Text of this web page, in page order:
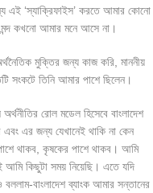
এই ‘স্যাক্রিফাইস’ করতে আমার কোনো
মন্দ কখনো আমার মনে আসে না।
মুক্তির জন্য কাজ করি, মাননীয়
সংকটে তিনি আমার পাশে ছিলেন।
রোল মডেল হিসেবে বাংলাদেশ
এর জন্য যেখানেই থাকি না কেন
থাকব, কৃষকের পাশে থাকব। আমি
কিছুটা সময় নিয়েছি। এতে যদি
বাংলাদেশ ব্যাংক আমার সন্তানের